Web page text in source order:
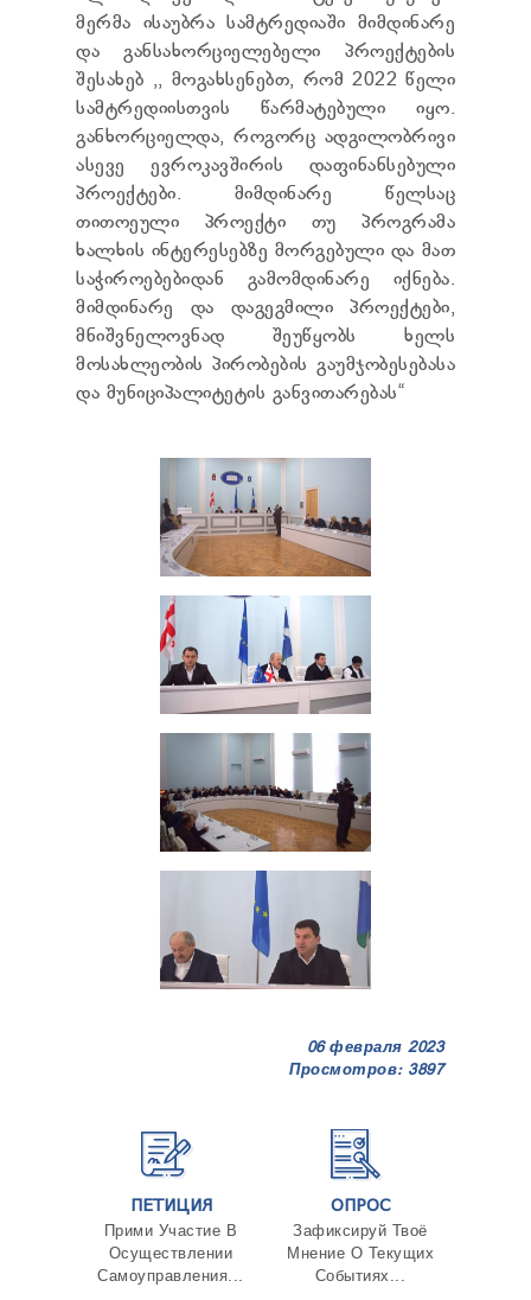
ТЕНДЕРЫ
ОТЧЁТ ДЛЯ ПРЕДОСТАВЛЕНИЯ ПРЕЗИДЕНТУ И
ПАРЛАМЕНТУ
ТРЕБОВАНИЯ ПУБЛИЧНОЙ ИНФОРМАЦИИ
УПОЛНОМОЧЕННЫЙ ПО ЗАЩИТЕ
ПЕРСОНАЛЬНЫХ ДАННЫХ
ПРАВОВЕДЧЕСКИЕ РЕШЕНИЯ
ПРАВИЛА ОБЖАЛОВАНИЯ
მერმა ისაუბრა სამტრედიაში მიმდინარე
და განსახორციელებელი პროექტების
შესახებ ,, მოგახსენებთ, რომ 2022 წელი
სამტრედიისთვის წარმატებული იყო.
განხორციელდა, როგორც ადგილობრივი
ასევე ევროკავშირის დაფინანსებული
პროექტები. მიმდინარე წელსაც
თითოეული პროექტი თუ პროგრამა
ხალხის ინტერესებზე მორგებული და მათ
საჭიროებებიდან გამომდინარე იქნება.
მიმდინარე და დაგეგმილი პროექტები,
მნიშვნელოვნად შეუწყობს ხელს
მოსახლეობის პირობების გაუმჯობესებასა
და მუნიციპალიტეტის განვითარებას“
06 февраля 2023
Просмотров: 3897
ПЕТИЦИЯ
Прими Участие В
Осуществлении
Самоуправления...
ОПРОС
Зафиксируй Твоё
Мнение О Текущих
Событиях...